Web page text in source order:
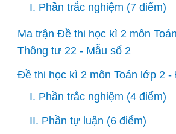
I. Phần trắc nghiệm (7 điểm)
Ma trận Đề thi học kì 2 môn
Thông tư 22 - Mẫu số 2
Đề thi học kì 2 môn Toán lớp 2 -
I. Phần trắc nghiệm (4 điểm)
II. Phần tự luận (6 điểm)